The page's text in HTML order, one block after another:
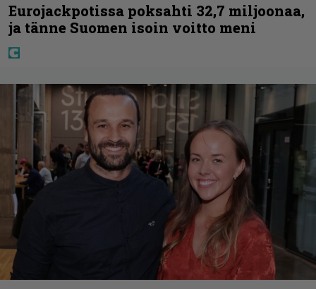
Eurojackpotissa poksahti 32,7 miljoonaa,
ja tänne Suomen isoin voitto meni